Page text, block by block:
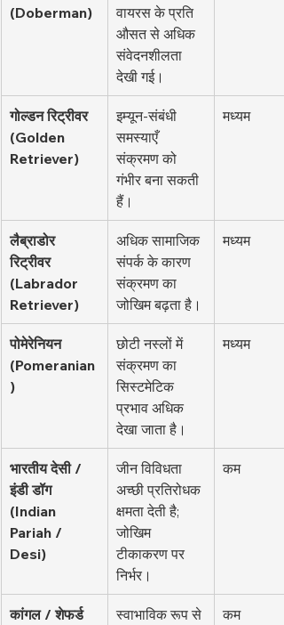
(Doberman)
वायरस के प्रति
औसत से अधिक
संवेदनशीलता
देखी गई।
गोल्डन रिट्रीवर
(Golden
Retriever)
इम्यून-संबंधी
समस्याएँ
संक्रमण को
गंभीर बना सकती
हैं।
मध्यम
लैब्राडोर
रिट्रीवर
(Labrador
Retriever)
अधिक सामाजिक
संपर्क के कारण
संक्रमण का
जोखिम बढ़ता है।
मध्यम
पोमेरेनियन
(Pomeranian
)
छोटी नस्लों में
संक्रमण का
सिस्टमेटिक
प्रभाव अधिक
देखा जाता है।
मध्यम
भारतीय देसी /
इंडी डॉग
(Indian
Pariah /
Desi)
जीन विविधता
अच्छी प्रतिरोधक
क्षमता देती है;
जोखिम
टीकाकरण पर
निर्भर।
कम
कांगल / शेफर्ड
स्वाभाविक रूप से
कम